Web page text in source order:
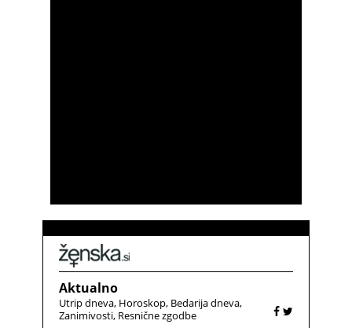
Aktualno
Utrip dneva Horoskop Bedarija dneva
Zanimivosti Resnične zgodbe